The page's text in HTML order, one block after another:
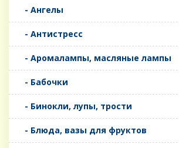
- Ангелы
- Антистресс
- Аромалампы, масляные лампы
- Бабочки
- Бинокли, лупы, трости
- Блюда, вазы для фруктов